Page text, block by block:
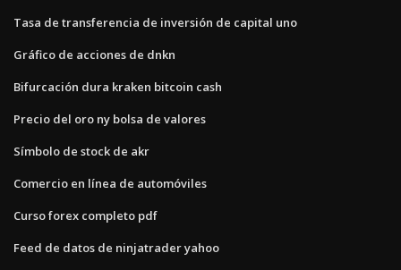
Tasa de transferencia de inversión de capital uno
Gráfico de acciones de dnkn
Bifurcación dura kraken bitcoin cash
Precio del oro ny bolsa de valores
Símbolo de stock de akr
Comercio en línea de automóviles
Curso forex completo pdf
Feed de datos de ninjatrader yahoo